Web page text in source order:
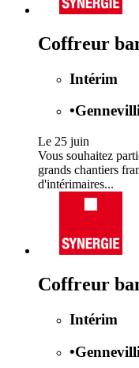
Coffreur
Intérim
•
Le 25 juin
Vous souhaitez
grands chantiers
d'intérimaires...
Coffreur
Intérim
•